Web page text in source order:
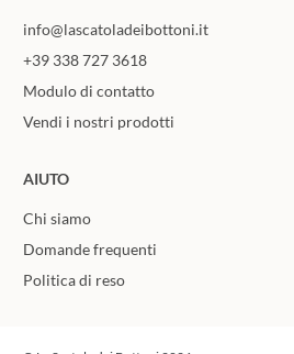
info@lascatoladeibottoni.it
+39 338 727 3618
Modulo di contatto
Vendi i nostri prodotti
AIUTO
Chi siamo
Domande frequenti
Politica di reso